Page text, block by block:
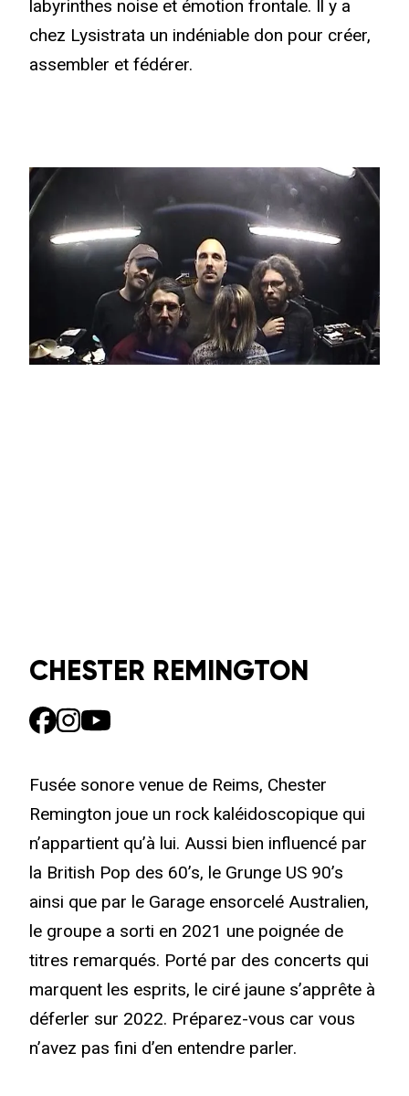
labyrinthes noise et émotion frontale. Il y a
chez Lysistrata un indéniable don pour créer,
assembler et fédérer.
CHESTER REMINGTON
Fusée sonore venue de Reims, Chester
Remington joue un rock kaléidoscopique qui
n’appartient qu’à lui. Aussi bien influencé par
la British Pop des 60’s, le Grunge US 90’s
ainsi que par le Garage ensorcelé Australien,
le groupe a sorti en 2021 une poignée de
titres remarqués. Porté par des concerts qui
marquent les esprits, le ciré jaune s’apprête à
déferler sur 2022. Préparez-vous car vous
n’avez pas fini d’en entendre parler.